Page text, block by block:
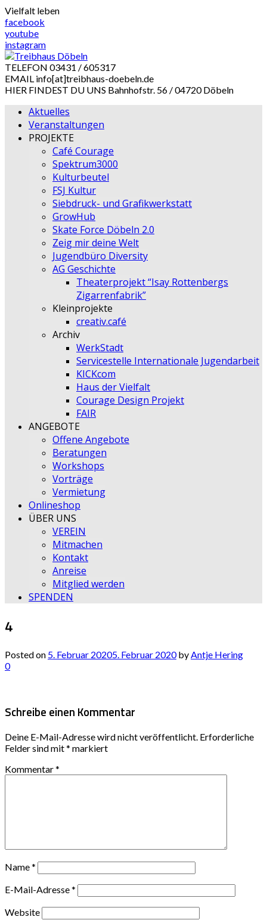
Skip
to
content
Vielfalt leben
facebook
youtube
instagram
TELEFON 03431 / 605317
EMAIL info[at]treibhaus-doebeln.de
HIER FINDEST DU UNS Bahnhofstr. 56 / 04720 Döbeln
Aktuelles
Veranstaltungen
PROJEKTE
Café Courage
Spektrum3000
Kulturbeutel
FSJ Kultur
Siebdruck- und Grafikwerkstatt
GrowHub
Skate Force Döbeln 2.0
Zeig mir deine Welt
Jugendbüro Diversity
AG Geschichte
Theaterprojekt “Isay Rottenbergs
Zigarrenfabrik”
Kleinprojekte
creativ.café
Archiv
WerkStadt
Servicestelle Internationale Jugendarbeit
KICKcom
Haus der Vielfalt
Courage Design Projekt
FAIR
ANGEBOTE
Offene Angebote
Beratungen
Workshops
Vorträge
Vermietung
Onlineshop
ÜBER UNS
VEREIN
Mitmachen
Kontakt
Anreise
Mitglied werden
SPENDEN
4
Posted on 5. Februar 20205. Februar 2020byAntje Hering
0
Schreibe einen Kommentar
Deine E-Mail-Adresse wird nicht veröffentlicht. Erforderliche
Felder sind mit* markiert
Kommentar*
Name*
E-Mail-Adresse*
Website